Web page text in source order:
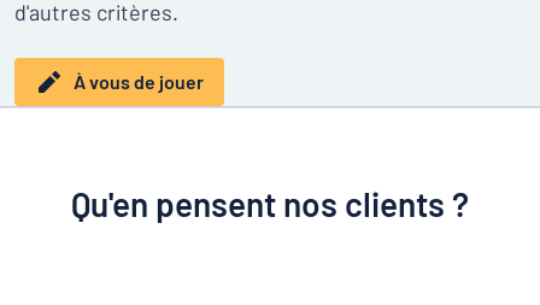
d'autres critères.
À vous de jouer
Qu'en pensent nos clients ?